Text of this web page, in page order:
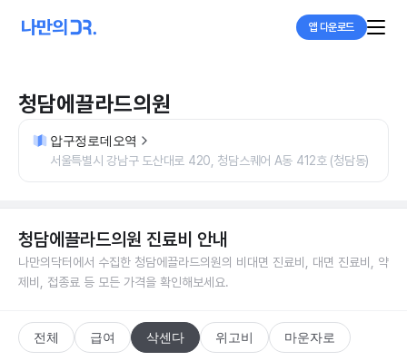
앱 다운로드
청담에끌라드의원
압구정로데오역
서울특별시 강남구 도산대로 420, 청담스퀘어 A동 412호 (청담동)
청담에끌라드의원 진료비 안내
나만의닥터에서 수집한 청담에끌라드의원의 비대면 진료비, 대면 진료비, 약
제비, 접종료 등 모든 가격을 확인해보세요.
전체 급여 삭센다 위고비 마운자로